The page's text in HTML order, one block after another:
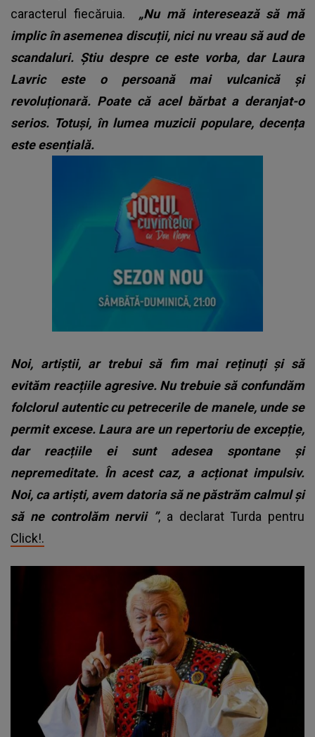
caracterul fiecăruia. „Nu mă interesează să mă
implic în asemenea discuții, nici nu vreau să aud de
scandaluri. Știu despre ce este vorba, dar Laura
Lavric este o persoană mai vulcanică și
revoluționară. Poate că acel bărbat a deranjat-o
serios. Totuși, în lumea muzicii populare, decența
este esențială.
Noi, artiștii, ar trebui să fim mai reținuți și să
evităm reacțiile agresive. Nu trebuie să confundăm
folclorul autentic cu petrecerile de manele, unde se
permit excese. Laura are un repertoriu de excepție,
dar reacțiile ei sunt adesea spontane și
nepremeditate. În acest caz, a acționat impulsiv.
Noi, ca artiști, avem datoria să ne păstrăm calmul și
să ne controlăm nervii ”, a declarat Turda pentru
Click!.